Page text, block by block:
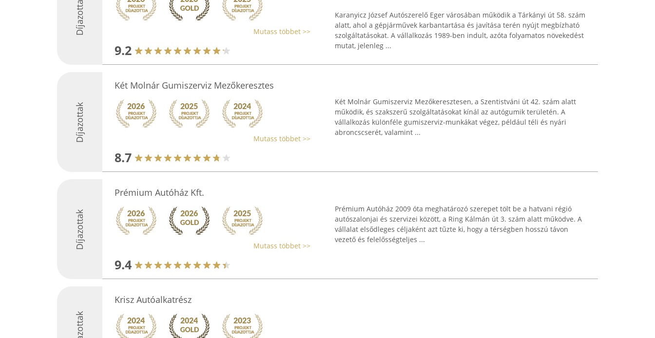
Díjazottak Mutass többet >>
9.2
Karanyicz József Autószerelő Eger városában működik a Tárkányi út 58. szám
alatt, ahol a gépjárművek karbantartása és javítása terén nyújt megbízható
szolgáltatásokat. A vállalkozás 1989-ben indult, azóta folyamatos növekedést
mutat, jelenleg ...
Díjazottak
Két Molnár Gumiszerviz Mezőkeresztes
Mutass többet >>
8.7
Két Molnár Gumiszerviz Mezőkeresztesen, a Szentistváni út 42. szám alatt
működik, és szakszerű szolgáltatásokat kínál az autógumik területén. A
vállalkozás különféle gumiszerviz-munkákat végez, például téli és nyári
abroncscserét, valamint ...
Díjazottak
Prémium Autóház Kft.
Mutass többet >>
9.4
Prémium Autóház 2009 óta meghatározó szerepet tölt be a hatvani régió
autószalonjai és szervizei között, a Ring Kálmán út 3. szám alatt működve. A
vállalat elsődleges céljaként azt tűzte ki, hogy a térségben hosszú távon
vezető és felelősségteljes ...
Krisz Autóalkatrész